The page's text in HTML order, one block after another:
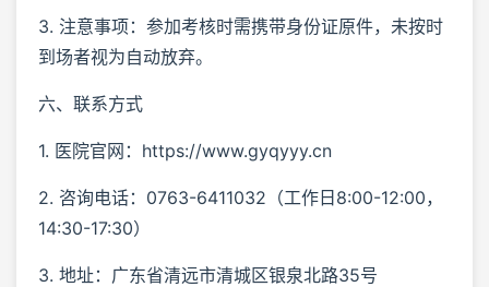
3. 注意事项：参加考核时需携带身份证原件，未按时
到场者视为自动放弃。
六、联系方式
1. 医院官网：https://www.gyqyyy.cn
2. 咨询电话：0763-6411032（工作日8:00-12:00，
14:30-17:30）
3. 地址：广东省清远市清城区银泉北路35号